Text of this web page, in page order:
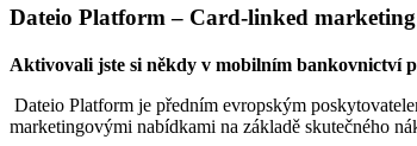
Dateio Platform – Card-linked
Aktivovali jste si někdy v mobilním bankovnictví
Dateio Platform je předním evropským
marketingovými nabídkami na základě skutečného